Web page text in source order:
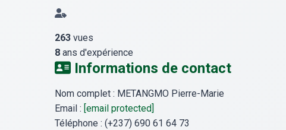
263 vues
8 ans d'expérience
Informations de contact
Nom complet : METANGMO Pierre-Marie
Email : [email protected]
Téléphone : (+237) 690 61 64 73